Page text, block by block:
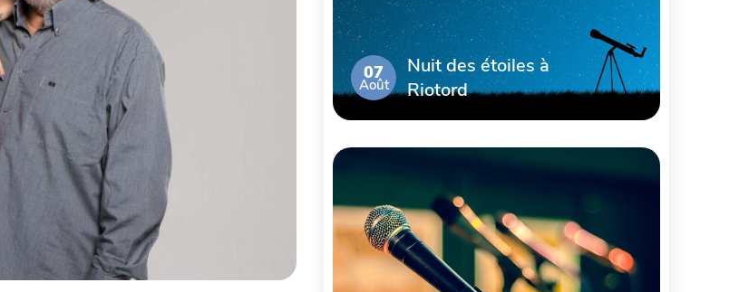
07
Août
Nuit des étoiles à
Riotord